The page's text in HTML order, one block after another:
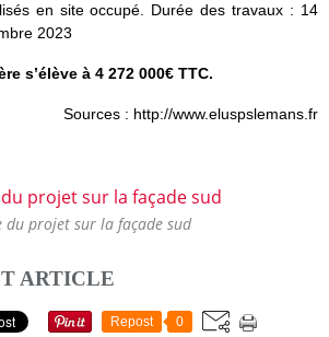
en site occupé. Durée des travaux : 14
2023
s’élève à 4 272 000€ TTC.
Sources : http://www.eluspslemans.fr
du projet sur la façade sud
ARTICLE
Repost 0